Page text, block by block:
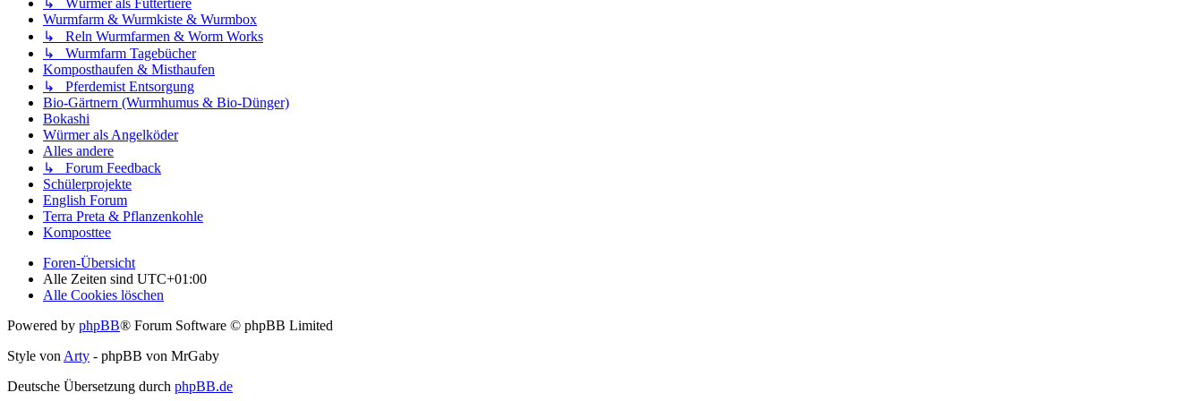
↳ Würmer als Futtertiere
Wurmfarm & Wurmkiste & Wurmbox
↳ Reln Wurmfarmen & Worm Works
↳ Wurmfarm Tagebücher
Komposthaufen & Misthaufen
↳ Pferdemist Entsorgung
Bio-Gärtnern (Wurmhumus & Bio-Dünger)
Bokashi
Würmer als Angelköder
Alles andere
↳ Forum Feedback
Schülerprojekte
English Forum
Terra Preta & Pflanzenkohle
Komposttee
Foren-Übersicht
Alle Zeiten sind UTC+01:00
Alle Cookies löschen
Powered by phpBB® Forum Software © phpBB Limited
Style von Arty - phpBB von MrGaby
Deutsche Übersetzung durch phpBB.de